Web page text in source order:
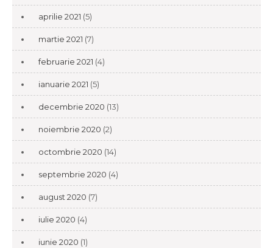
aprilie 2021 (5)
martie 2021 (7)
februarie 2021 (4)
ianuarie 2021 (5)
decembrie 2020 (13)
noiembrie 2020 (2)
octombrie 2020 (14)
septembrie 2020 (4)
august 2020 (7)
iulie 2020 (4)
iunie 2020 (1)